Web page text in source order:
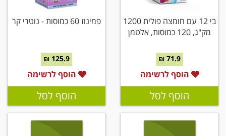
בי 12 עם חומצה פולית 1200
מק"ג, 120 כמוסות, אלטמן
71.9 ₪
הוסף לרשימה
הוסף לסל
פמינוז 60 כמוסות - נוטרי קר
125.9 ₪
הוסף לרשימה
הוסף לסל